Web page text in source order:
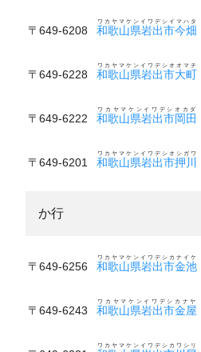
〒649-6208 和歌山県岩出市今畑
ワカヤマケンイワデシイマハタ
〒649-6228 和歌山県岩出市大町
ワカヤマケンイワデシオオマチ
〒649-6222 和歌山県岩出市岡田
ワカヤマケンイワデシオカダ
〒649-6201 和歌山県岩出市押川
ワカヤマケンイワデシオシガワ
か行
〒649-6256 和歌山県岩出市金池
ワカヤマケンイワデシカナイケ
〒649-6243 和歌山県岩出市金屋
ワカヤマケンイワデシカナヤ
ワカヤマケンイワデシカワシリ